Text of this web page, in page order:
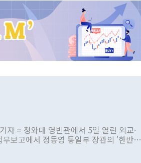
자 = 청와대 영빈관에서 5일 열린 외교·
보고에서 정동영 통일부 장관의 '한반도
않은 사안을 정책으로 추진하겠다고 공